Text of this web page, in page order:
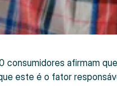
consumidores afirmam
este é o fator